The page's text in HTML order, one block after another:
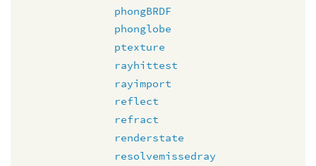
phongBRDF
phonglobe
ptexture
rayhittest
rayimport
reflect
refract
renderstate
resolvemissedray